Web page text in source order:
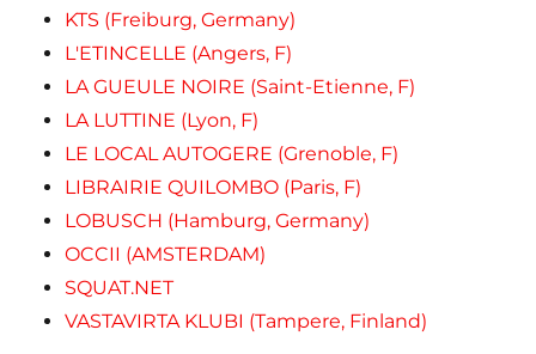
KTS (Freiburg, Germany)
L'ETINCELLE (Angers, F)
LA GUEULE NOIRE (Saint-Etienne, F)
LA LUTTINE (Lyon, F)
LE LOCAL AUTOGERE (Grenoble, F)
LIBRAIRIE QUILOMBO (Paris, F)
LOBUSCH (Hamburg, Germany)
OCCII (AMSTERDAM)
SQUAT.NET
VASTAVIRTA KLUBI (Tampere, Finland)